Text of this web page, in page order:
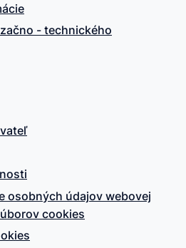
- technického
osobných údajov webovej
cookies